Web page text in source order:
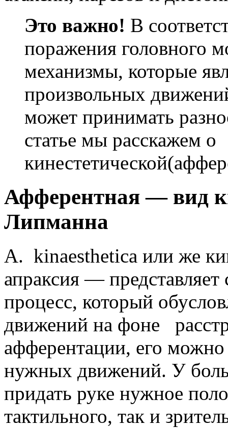
Это важно! В
поражения головного
механизмы, которые
произвольных
может принимать
статье мы расскажем о
Афферентная — вид
Липманна
А. kinaesthetica или же
апраксия — представляет
процесс, который
движений на фоне
афферентации, его можно
нужных движений. У
придать руке нужное
тактильного, так и